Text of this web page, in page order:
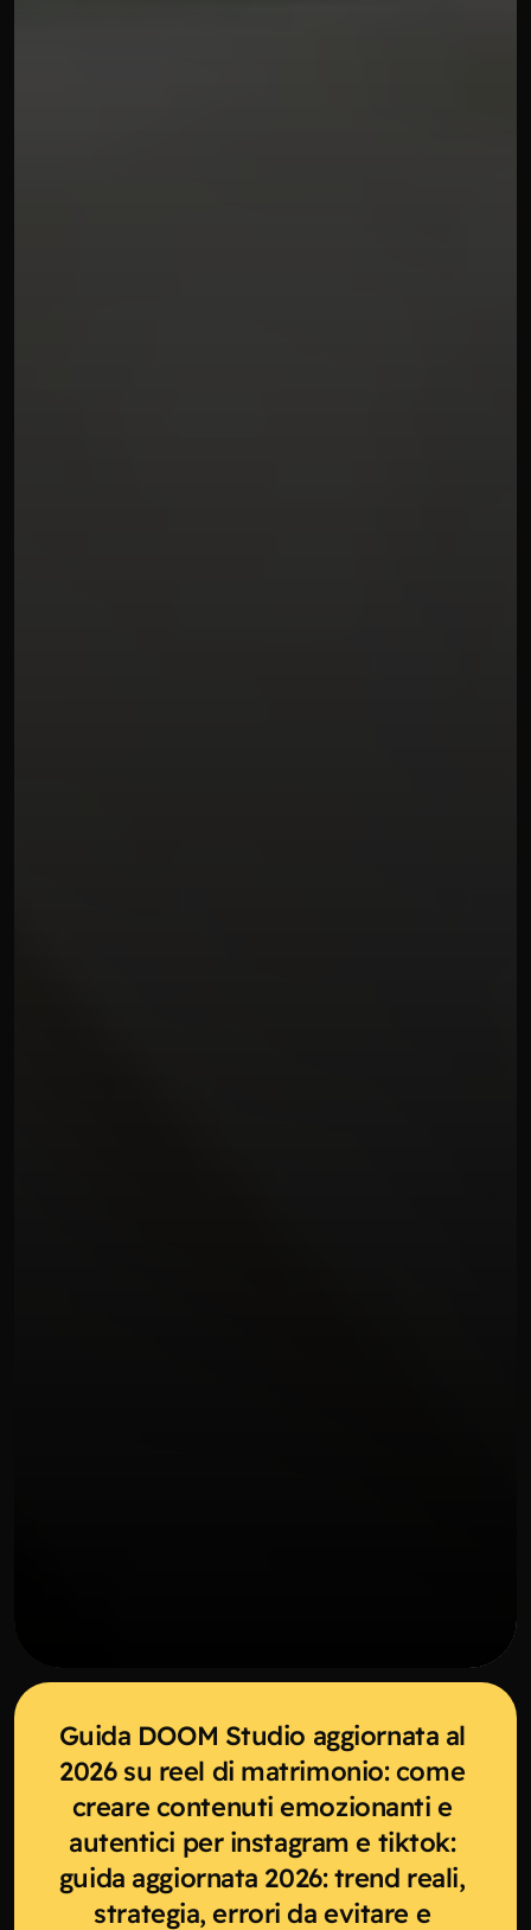
Guida DOOM Studio aggiornata al
2026 su reel di matrimonio: come
creare contenuti emozionanti e
autentici per instagram e tiktok:
guida aggiornata 2026: trend reali,
strategia, errori da evitare e